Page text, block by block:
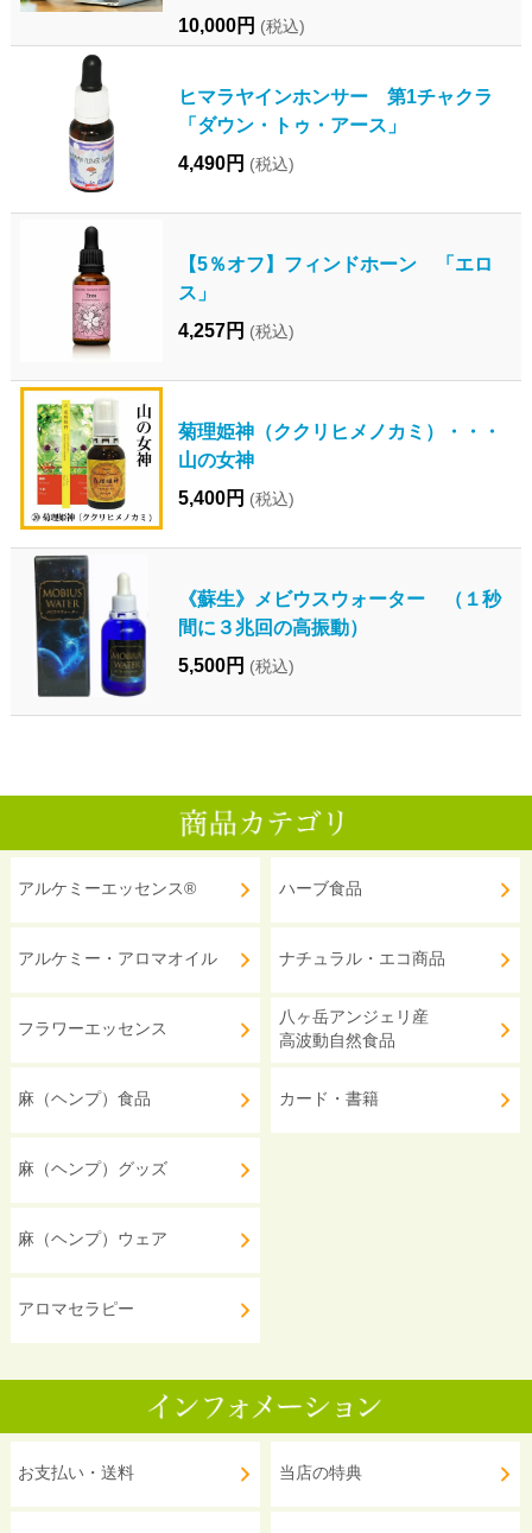
10,000円 (税込)
ヒマラヤインホンサー 第1チャクラ
「ダウン・トゥ・アース」
4,490円 (税込)
【5％オフ】フィンドホーン 「エロ
ス」
4,257円 (税込)
菊理姫神（ククリヒメノカミ）・・・
山の女神
5,400円 (税込)
《蘇生》メビウスウォーター （１秒
間に３兆回の高振動）
5,500円 (税込)
アルケミーエッセンス®
アルケミー・アロマオイル
フラワーエッセンス
麻（ヘンプ）食品
麻（ヘンプ）グッズ
麻（ヘンプ）ウェア
アロマセラピー
ハーブ食品
ナチュラル・エコ商品
八ヶ岳アンジェリ産
高波動自然食品
カード・書籍
お支払い・送料 当店の特典